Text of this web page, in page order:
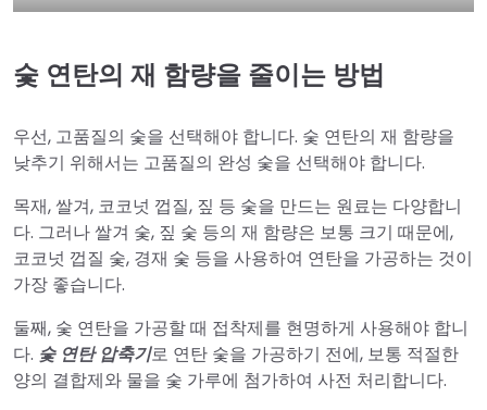
숯 연탄의 재 함량을 줄이는 방법
우선, 고품질의 숯을 선택해야 합니다. 숯 연탄의 재 함량을
낮추기 위해서는 고품질의 완성 숯을 선택해야 합니다.
목재, 쌀겨, 코코넛 껍질, 짚 등 숯을 만드는 원료는 다양합니
다. 그러나 쌀겨 숯, 짚 숯 등의 재 함량은 보통 크기 때문에,
코코넛 껍질 숯, 경재 숯 등을 사용하여 연탄을 가공하는 것이
가장 좋습니다.
둘째, 숯 연탄을 가공할 때 접착제를 현명하게 사용해야 합니
다. 숯 연탄 압축기로 연탄 숯을 가공하기 전에, 보통 적절한
양의 결합제와 물을 숯 가루에 첨가하여 사전 처리합니다.